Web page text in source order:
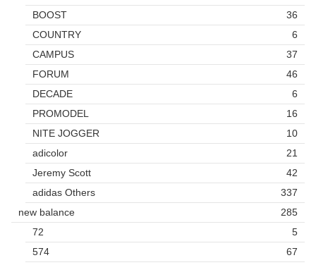
BOOST
36
COUNTRY
6
CAMPUS
37
FORUM
46
DECADE
6
PROMODEL
16
NITE JOGGER
10
adicolor
21
Jeremy Scott
42
adidas Others
337
new balance
285
72
5
574
67